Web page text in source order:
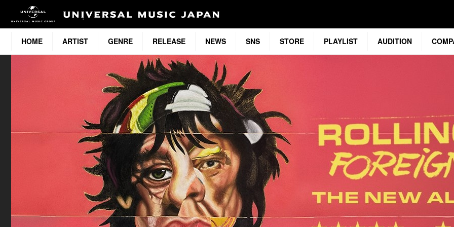
HOME ARTIST GENRE RELEASE NEWS SNS STORE PLAYLIST AUDITION